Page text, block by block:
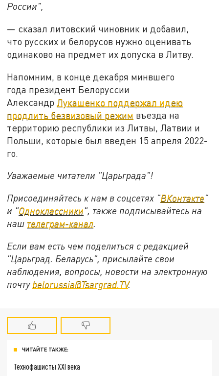
России",
— сказал литовский чиновник и добавил,
что русских и белорусов нужно оценивать
одинаково на предмет их допуска в Литву.
Напомним, в конце декабря минвшего
года президент Белоруссии
Александр Лукашенко поддержал идею
продлить безвизовый режим въезда на
территорию республики из Литвы, Латвии и
Польши, которые был введен 15 апреля 2022-
го.
Уважаемые читатели "Царьграда"!
Присоединяйтесь к нам в соцсетях "ВКонтакте"
и "Одноклассники", также подписывайтесь на
наш телеграм-канал.
Если вам есть чем поделиться с редакцией
"Царьград. Беларусь", присылайте свои
наблюдения, вопросы, новости на электронную
почту belorussia@Tsargrad.TV.
ЧИТАЙТЕ ТАКЖЕ:
Технофашисты XXI века